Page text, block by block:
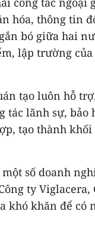
hóa, thông tin
bó giữa hai
lập trường
tạo luôn hỗ
tác lãnh sự,
tạo thành
số doanh
ty
khó khăn để có